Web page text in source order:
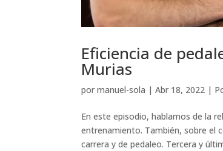
Eficiencia de
Murias
pormanuel-sola |Abr 18, 2022 |
En este episodio, hablamos de la
entrenamiento. También, sobre el
carrera y de pedaleo. Tercera y